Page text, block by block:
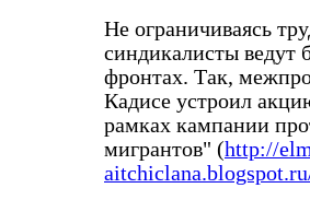
Не ограничиваясь
синдикалисты ведут
фронтах. Так,
Кадисе устроил
рамках кампании
мигрантов" (http://